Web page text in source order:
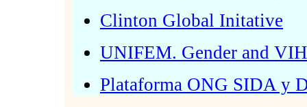
Clinton Global Initative
UNIFEM. Gender and
Plataforma ONG SIDA y